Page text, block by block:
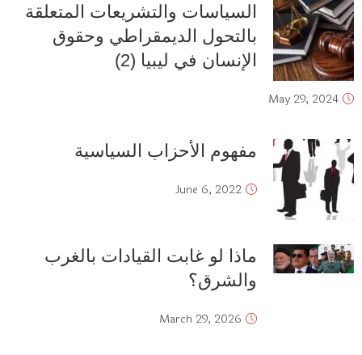
السياسات والتشريعات المتعلقة
بالتحول الديمقراطي وحقوق
الإنسان في ليبيا (2)
May 29, 2024
مفهوم الأحزاب السياسية
June 6, 2022
ماذا لو غابت القيادات بالغرب
والشرق؟
March 29, 2026